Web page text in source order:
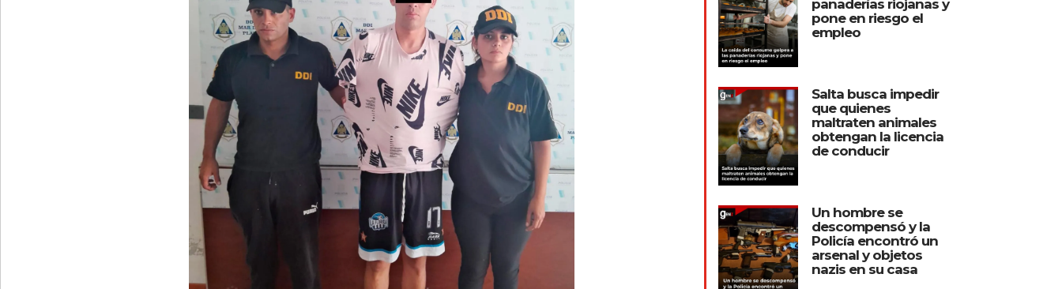
panaderías riojanas y
pone en riesgo el
empleo
Salta busca impedir
que quienes
maltraten animales
obtengan la licencia
de conducir
Un hombre se
descompensó y la
Policía encontró un
arsenal y objetos
nazis en su casa